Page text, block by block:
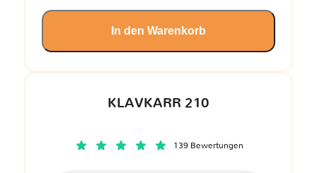
KLAVKARR 210
139 Bewertungen
In den Warenkorb